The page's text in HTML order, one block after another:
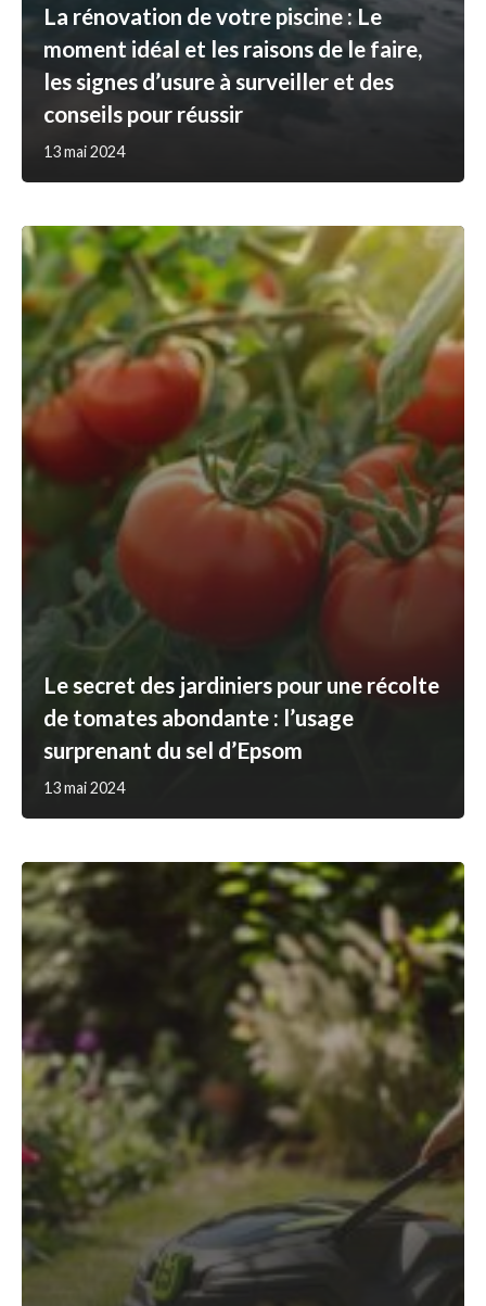
La rénovation de votre piscine : Le
moment idéal et les raisons de le faire,
les signes d’usure à surveiller et des
conseils pour réussir
13 mai 2024
Le secret des jardiniers pour une récolte
de tomates abondante : l’usage
surprenant du sel d’Epsom
13 mai 2024